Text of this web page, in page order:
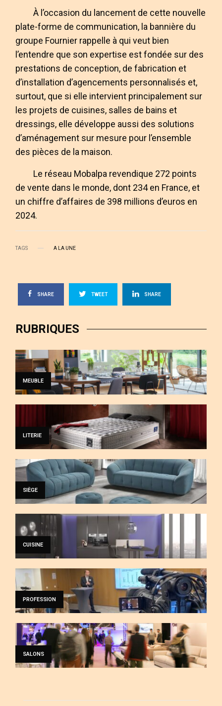
À l’occasion du lancement de cette nouvelle
plate-forme de communication, la bannière du
groupe Fournier rappelle à qui veut bien
l’entendre que son expertise est fondée sur des
prestations de conception, de fabrication et
d’installation d’agencements personnalisés et,
surtout, que si elle intervient principalement sur
les projets de cuisines, salles de bains et
dressings, elle développe aussi des solutions
d’aménagement sur mesure pour l’ensemble
des pièces de la maison.
Le réseau Mobalpa revendique 272 points
de vente dans le monde, dont 234 en France, et
un chiffre d’affaires de 398 millions d’euros en
2024.
TAGS A LA UNE
SHARE TWEET SHARE
RUBRIQUES
MEUBLE
LITERIE
SIÈGE
CUISINE
PROFESSION
SALONS